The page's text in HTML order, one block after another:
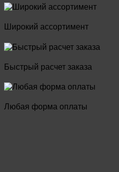
Широкий ассортимент
Быстрый расчет заказа
Любая форма оплаты